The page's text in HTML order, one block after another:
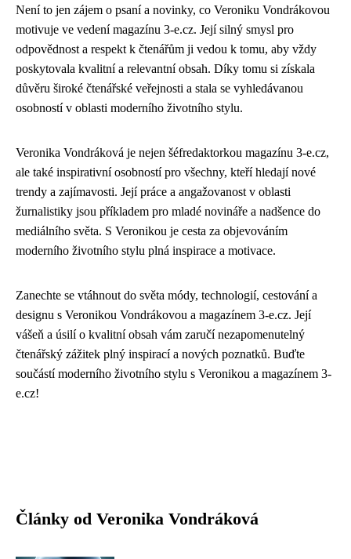
Není to jen zájem o psaní a novinky, co Veroniku Vondrákovou
motivuje ve vedení magazínu 3-e.cz. Její silný smysl pro
odpovědnost a respekt k čtenářům ji vedou k tomu, aby vždy
poskytovala kvalitní a relevantní obsah. Díky tomu si získala
důvěru široké čtenářské veřejnosti a stala se vyhledávanou
osobností v oblasti moderního životního stylu.
Veronika Vondráková je nejen šéfredaktorkou magazínu 3-e.cz,
ale také inspirativní osobností pro všechny, kteří hledají nové
trendy a zajímavosti. Její práce a angažovanost v oblasti
žurnalistiky jsou příkladem pro mladé novináře a nadšence do
mediálního světa. S Veronikou je cesta za objevováním
moderního životního stylu plná inspirace a motivace.
Zanechte se vtáhnout do světa módy, technologií, cestování a
designu s Veronikou Vondrákovou a magazínem 3-e.cz. Její
vášeň a úsilí o kvalitní obsah vám zaručí nezapomenutelný
čtenářský zážitek plný inspirací a nových poznatků. Buďte
součástí moderního životního stylu s Veronikou a magazínem 3-
e.cz!
Články od Veronika Vondráková